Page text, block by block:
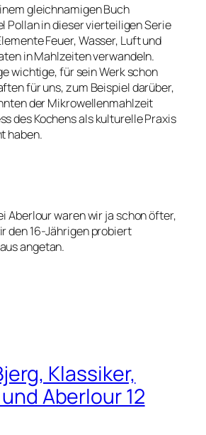
gleichnamigen Buch
Pollan in dieser vierteiligen Serie
Feuer, Wasser, Luft und
in Mahlzeiten verwandeln.
wichtige, für sein Werk schon
für uns, zum Beispiel darüber,
der Mikrowellenmahlzeit
des Kochens als kulturelle Praxis
haben.
Aberlour waren wir ja schon öfter,
den 16-Jährigen probiert
angetan.
Klassiker,
Aberlour 12